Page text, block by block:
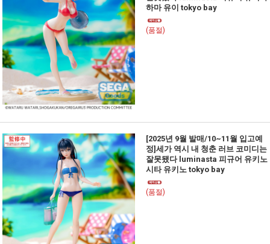
하마 유이 tokyo bay
(품절)
[2025년 9월 발매/10~11월 입고예
정]세가 역시 내 청춘 러브 코미디는
잘못됐다 luminasta 피규어 유키노
시타 유키노 tokyo bay
(품절)